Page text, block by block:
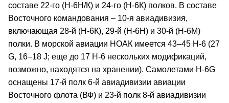
составе 22-го (Н-6Н/К) и 24-го (Н-6К) полков. В составе
Восточного командования – 10-я авиадивизия,
включающая 28-й (Н-6К), 29-й (Н-6Н) и 30-й (Н-6М)
полки. В морской авиации НОАК имеется 43–45 Н-6 (27
G, 16–18 J; еще до 17 Н-6 нескольких модификаций,
возможно, находятся на хранении). Самолетами Н-6G
оснащены 17-й полк 6-й авиадивизии авиации
Восточного флота (ВФ) и 23-й полк 8-й авиадивизии